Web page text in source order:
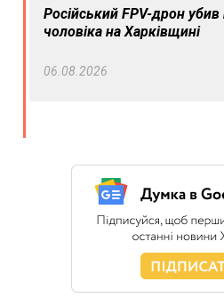
Російський FPV-дрон убив
чоловіка на Харківщині
06.08.2026